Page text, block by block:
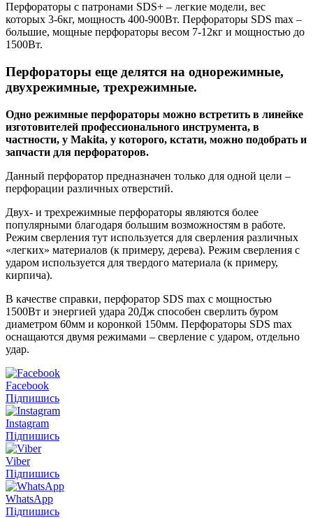
Перфораторы с патронами SDS+ – легкие модели, вес
которых 3-6кг, мощность 400-900Вт. Перфораторы SDS max –
большие, мощные перфораторы весом 7-12кг и мощностью до
1500Вт.
Перфораторы еще делятся на однорежимные,
двухрежимные, трехрежимные.
Одно режимные перфораторы можно встретить в линейке
изготовителей профессионального инструмента, в
частности, у Makita, у которого, кстати, можно подобрать и
запчасти для перфораторов.
Данный перфоратор предназначен только для одной цели –
перфорации различных отверстий.
Двух- и трехрежимные перфораторы являются более
популярными благодаря большим возможностям в работе.
Режим сверления тут используется для сверления различных
«легких» материалов (к примеру, дерева). Режим сверления с
ударом используется для твердого материала (к примеру,
кирпича).
В качестве справки, перфоратор SDS max с мощностью
1500Вт и энергией удара 20Дж способен сверлить буром
диаметром 60мм и коронкой 150мм. Перфораторы SDS max
оснащаются двумя режимами – сверление с ударом, отдельно
удар.
Facebook
Підпишись
Instagram
Підпишись
Viber
Підпишись
WhatsApp
Підпишись